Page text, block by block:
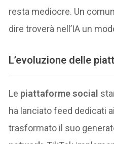
resta mediocre. Un
dire troverà nell’IA un
L’evoluzione delle
Le piattaforme social
ha lanciato feed dedicati ai
trasformato il suo